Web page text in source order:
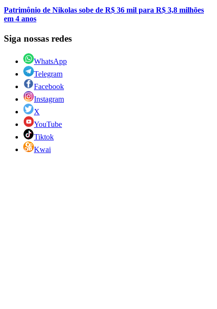
Patrimônio de Nikolas sobe de R$ 36 mil para R$ 3,8 milhões
em 4 anos
Siga nossas redes
WhatsApp
Telegram
Facebook
Instagram
X
YouTube
Tiktok
Kwai